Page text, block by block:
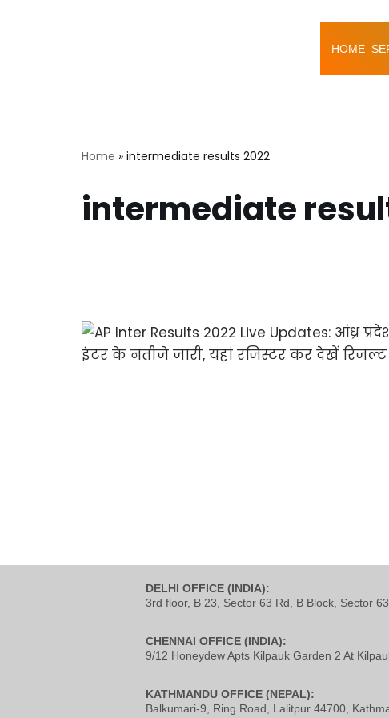
HOME
Home » intermediate results 2022
intermediate
DELHI OFFICE (INDIA):
3rd floor, B 23, Sector 63 Rd, B Block, Sector
CHENNAI OFFICE (INDIA):
9/12 Honeydew Apts Kilpauk Garden 2 At
KATHMANDU OFFICE (NEPAL):
Balkumari-9, Ring Road, Lalitpur 44700,